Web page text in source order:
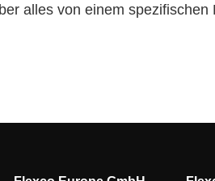
alles von einem